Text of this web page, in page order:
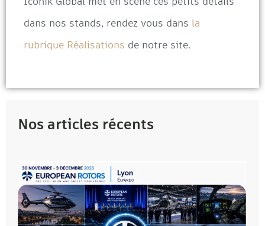
dans nos stands, rendez vous dans la
rubrique Réalisations de notre site.
Nos articles récents